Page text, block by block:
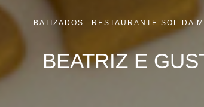
BATIZADOS RESTAURANTE SOL DA
BEATRIZ E